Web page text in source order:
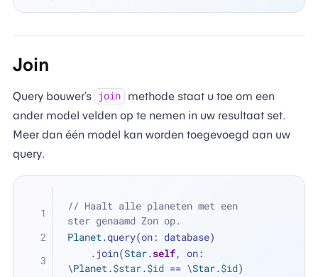
Join
Query bouwer’s join
methode staat u toe om een
ander model velden op te nemen in uw resultaat set.
Meer dan één model kan worden toegevoegd aan uw
query.
// Haalt alle planeten met een
ster genaamd Zon op.
Planet.query(on: database)
    .join(
Star.self, on:
\Planet.$star.$id == \Star.$id)